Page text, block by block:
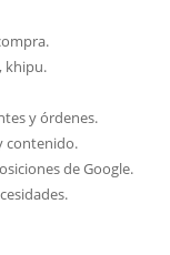
khipu.
y órdenes.
contenido.
de Google.